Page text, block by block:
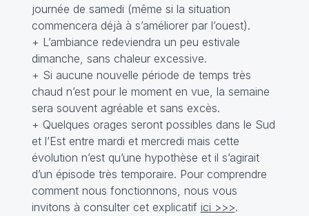
journée de samedi (même si la situation
commencera déjà à s’améliorer par l’ouest).
+ L’ambiance redeviendra un peu estivale
dimanche, sans chaleur excessive.
+ Si aucune nouvelle période de temps très
chaud n’est pour le moment en vue, la semaine
sera souvent agréable et sans excès.
+ Quelques orages seront possibles dans le Sud
et l’Est entre mardi et mercredi mais cette
évolution n’est qu’une hypothèse et il s’agirait
d’un épisode très temporaire. Pour comprendre
comment nous fonctionnons, nous vous
invitons à consulter cet explicatif ici >>>.